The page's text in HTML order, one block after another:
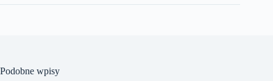
Podobne wpisy